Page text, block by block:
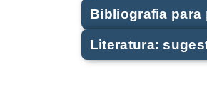
Bibliografia para
Literatura: